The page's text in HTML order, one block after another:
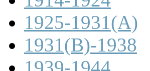
1925-1931(A)
1931(B)-1938